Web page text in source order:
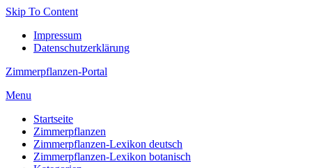
Skip To Content
Impressum
Datenschutzerklärung
Zimmerpflanzen-Portal
Menu
Startseite
Zimmerpflanzen
Zimmerpflanzen-Lexikon deutsch
Zimmerpflanzen-Lexikon botanisch